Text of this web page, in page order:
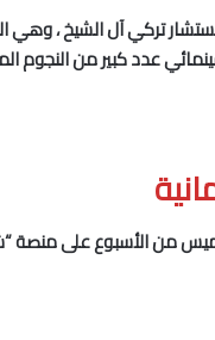
تركي آل الشيخ ، وهي
في العمل السينمائي عدد